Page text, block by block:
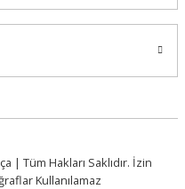
| Tüm Hakları Saklıdır. İzin
Kullanılamaz